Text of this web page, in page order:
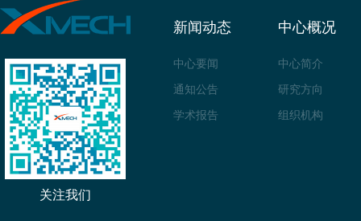
关注我们
新闻动态
中心要闻
通知公告
学术报告
中心概况
中心简介
研究方向
组织机构